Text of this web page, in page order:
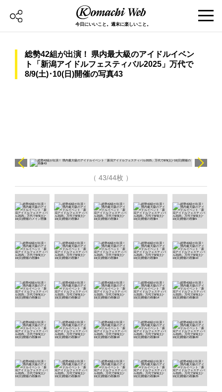
今日にいいこと。週末に楽しいこと。
総勢42組が出演！ 県内最大級のアイドルイベン
ト「新潟アイドルフェスティバル2025」万代で
8/9(土)･10(日)開催の写真43
（ 43/44枚 ）